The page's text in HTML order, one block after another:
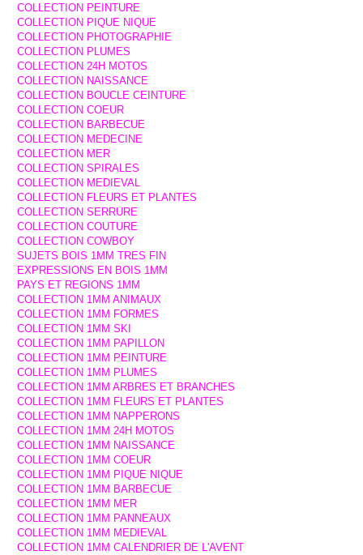
COLLECTION PEINTURE
COLLECTION PIQUE NIQUE
COLLECTION PHOTOGRAPHIE
COLLECTION PLUMES
COLLECTION 24H MOTOS
COLLECTION NAISSANCE
COLLECTION BOUCLE CEINTURE
COLLECTION COEUR
COLLECTION BARBECUE
COLLECTION MEDECINE
COLLECTION MER
COLLECTION SPIRALES
COLLECTION MEDIEVAL
COLLECTION FLEURS ET PLANTES
COLLECTION SERRURE
COLLECTION COUTURE
COLLECTION COWBOY
SUJETS BOIS 1MM TRES FIN
EXPRESSIONS EN BOIS 1MM
PAYS ET REGIONS 1MM
COLLECTION 1MM ANIMAUX
COLLECTION 1MM FORMES
COLLECTION 1MM SKI
COLLECTION 1MM PAPILLON
COLLECTION 1MM PEINTURE
COLLECTION 1MM PLUMES
COLLECTION 1MM ARBRES ET BRANCHES
COLLECTION 1MM FLEURS ET PLANTES
COLLECTION 1MM NAPPERONS
COLLECTION 1MM 24H MOTOS
COLLECTION 1MM NAISSANCE
COLLECTION 1MM COEUR
COLLECTION 1MM PIQUE NIQUE
COLLECTION 1MM BARBECUE
COLLECTION 1MM MER
COLLECTION 1MM PANNEAUX
COLLECTION 1MM MEDIEVAL
COLLECTION 1MM CALENDRIER DE L'AVENT